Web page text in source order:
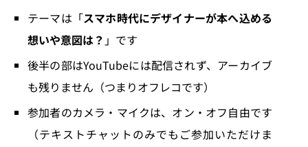
テーマは「スマホ時代にデザイナーが本へ込める
想いや意図は？ 」です
後半の部はYouTubeには配信されず、アーカイブ
も残りません（つまりオフレコです）
参加者のカメラ・マイクは、オン・オフ自由です
（テキストチャットのみでもご参加いただけま